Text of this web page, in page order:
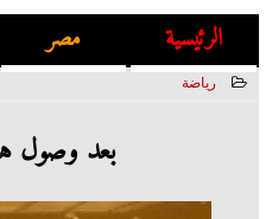
الرئيسية مصر
رياضة
بعد وصول هويلوند.. أغلى